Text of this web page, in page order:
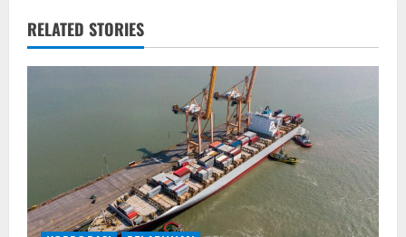
RELATED STORIES